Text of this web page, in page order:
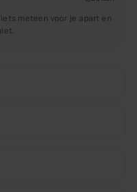
meteen voor je apart en